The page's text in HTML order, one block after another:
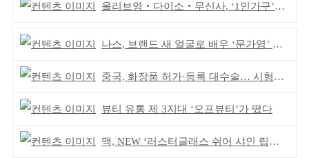
올리브영‧다이소‧무신사, ‘1인가구’가 이끈다
나스, 브랜드 새 얼굴로 배우 ‘문가영’ 발탁
중국, 화장품 허가·등록 대수술… 시험자료 공용 허용
뷰티 유통 제 3지대 ‘오프뷰티’가 떴다
맥, NEW ‘러스터글래스 쉬어 샤인 립스틱’ 출시